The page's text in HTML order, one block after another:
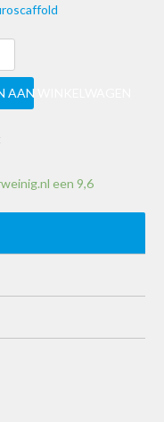
AAN WINKELWAGEN
een 9,6